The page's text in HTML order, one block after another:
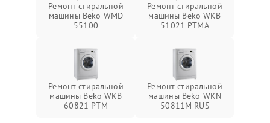
Ремонт стиральной
машины Beko WMD
55100
Ремонт стиральной
машины Beko WKB
51021 PTМА
Ремонт стиральной
машины Beko WKB
60821 PTМ
Ремонт стиральной
машины Beko WKN
50811M RUS